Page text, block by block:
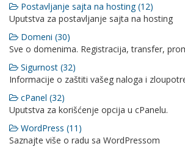
Postavljanje sajta na hosting (12)
Uputstva za postavljanje sajta na hosting
Domeni (30)
Sve o domenima. Registracija, transfer,
Sigurnost (32)
Informacije o zaštiti vašeg naloga i
cPanel (32)
Uputstva za korišćenje opcija u cPanelu.
WordPress (11)
Saznajte više o radu sa WordPressom